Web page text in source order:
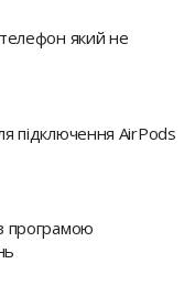
який не
підключення AirPods
програмою